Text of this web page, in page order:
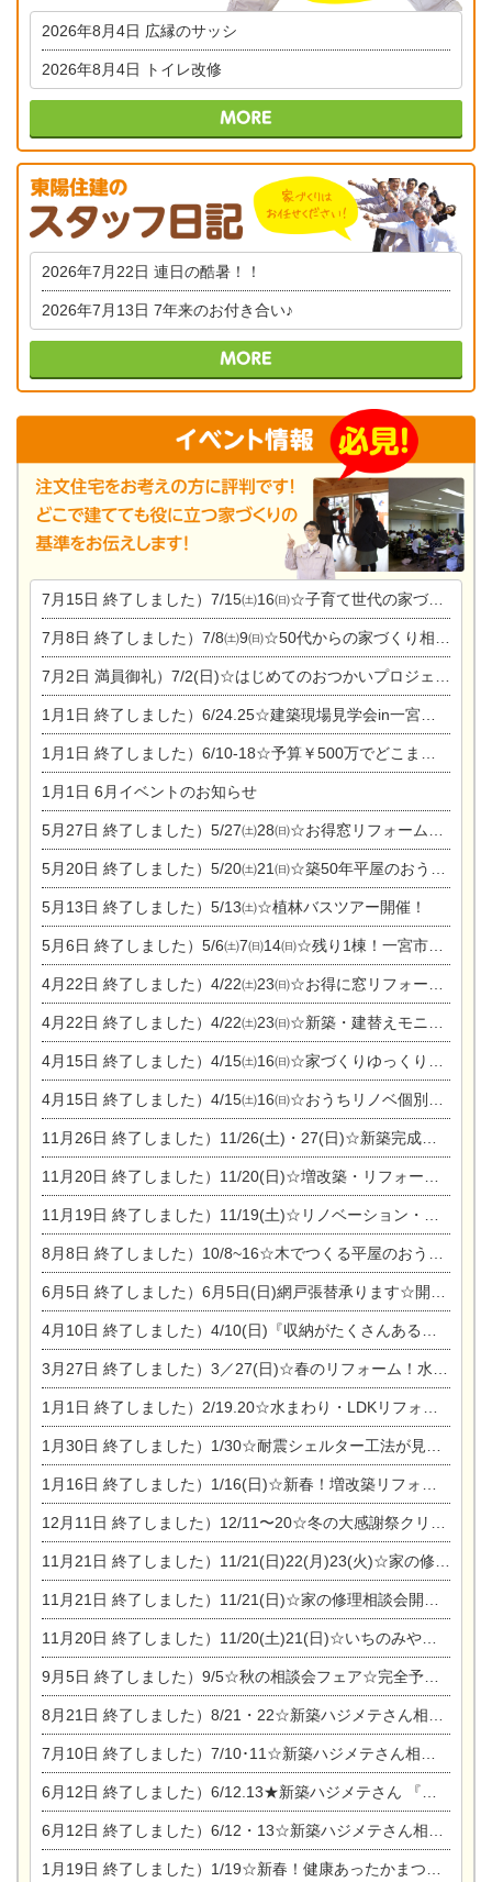
2026年8月4日 広縁のサッシ
2026年8月4日 トイレ改修
2026年7月22日 連日の酷暑！！
2026年7月13日 7年来のお付き合い♪
7月15日 終了しました）7/15㈯16㈰☆子育て世代の家づくり相談会
7月8日 終了しました）7/8㈯9㈰☆50代からの家づくり相談会
7月2日 満員御礼）7/2(日)☆はじめてのおつかいプロジェクト
1月1日 終了しました）6/24.25☆建築現場見学会in一宮市木曽川町
1月1日 終了しました）6/10-18☆予算￥500万でどこまでできるの？リフォーム相談会
1月1日 6月イベントのお知らせ
5月27日 終了しました）5/27㈯28㈰☆お得窓リフォーム個別相談会
5月20日 終了しました）5/20㈯21㈰☆築50年平屋のおうちリノベーション完成見学会
5月13日 終了しました）5/13㈯☆植林バスツアー開催！
5月6日 終了しました）5/6㈯7㈰14㈰☆残り1棟！一宮市限定モニター募集相談会(新築・建替え)
4月22日 終了しました）4/22㈯23㈰☆お得に窓リフォーム個別相談会
4月22日 終了しました）4/22㈯23㈰☆新築・建替えモニター募集個別相談会
4月15日 終了しました）4/15㈯16㈰☆家づくりゆっくりじっくり個別相談会
4月15日 終了しました）4/15㈯16㈰☆おうちリノベ個別相談会
11月26日 終了しました）11/26(土)・27(日)☆新築完成見学会 in一宮市あずら
11月20日 終了しました）11/20(日)☆増改築・リフォームまつり＆秋の味覚まつり＆芸術祭
11月19日 終了しました）11/19(土)☆リノベーション・家の修理まつり＆増改築・リフォームまつりin扶桑ゴルフ
8月8日 終了しました）10/8~16☆木でつくる平屋のおうちのつくり方【完全予約制】
6月5日 終了しました）6月5日(日)網戸張替承ります☆開催！
4月10日 終了しました）4/10(日)『収納がたくさんあるおうち現場見学会』
3月27日 終了しました）3／27(日)☆春のリフォーム！水まわりLDKリフォーム相談会&今がチャンス！エアコン相談会
1月1日 終了しました）2/19.20☆水まわり・LDKリフォーム相談会＆エアコン相談会
1月30日 終了しました）1/30☆耐震シェルター工法が見れる完成見学会
1月16日 終了しました）1/16(日)☆新春！増改築リフォーム&家の修理まつり
12月11日 終了しました）12/11〜20☆冬の大感謝祭クリスマス相談会開催
11月21日 終了しました）11/21(日)22(月)23(火)☆家の修理まつり＆増改築リフォーム相談会
11月21日 終了しました）11/21(日)☆家の修理相談会開催 in 扶桑オークビレッジ
11月20日 終了しました）11/20(土)21(日)☆いちのみや逸品市に出店します【ひのきのバラ販売】
9月5日 終了しました）9/5☆秋の相談会フェア☆完全予約制
8月21日 終了しました）8/21・22☆新築ハジメテさん相談会 『集まれ！農地に家を建てたい人！』
7月10日 終了しました）7/10･11☆新築ハジメテさん相談会 『集まれ！農地に家を建てたい人！』完全予約制
6月12日 終了しました）6/12.13★新築ハジメテさん 『木の家 現場体感見学会』
6月12日 終了しました）6/12・13☆新築ハジメテさん相談会『今ある土地に家を建てる際の注意点』
1月19日 終了しました）1/19☆新春！健康あったかまつり＆増改築リフォームまつり